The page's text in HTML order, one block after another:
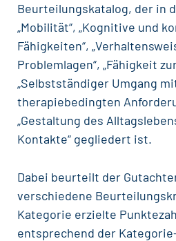
Beurteilungskatalog, der in
„Mobilität“, „Kognitive und
Fähigkeiten“,
Problemlagen“, „Fähigkeit
„Selbstständiger Umgang
therapiebedingten
„Gestaltung des
Kontakte“ gegliedert ist.
Dabei beurteilt der
verschiedene
Kategorie erzielte
entsprechend der